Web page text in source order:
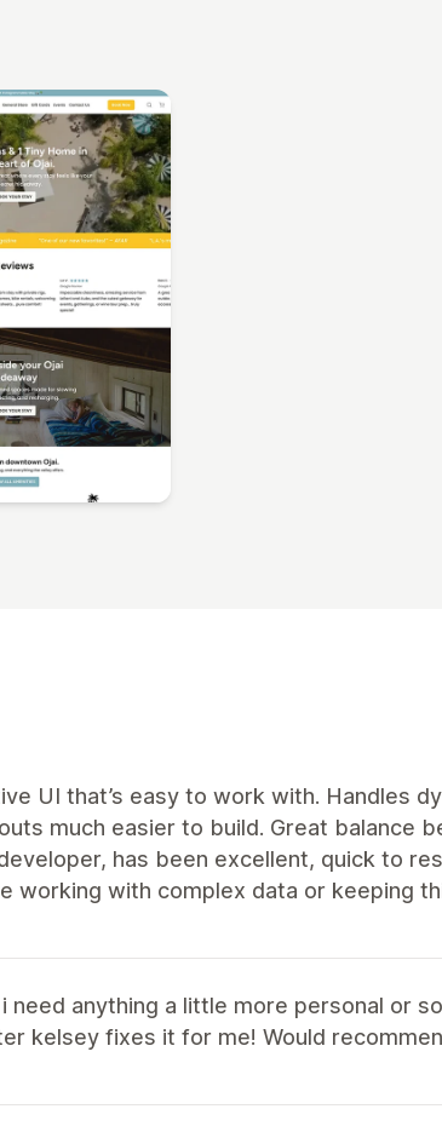
UI that’s easy to work with. Handles
much easier to build. Great balance
has been excellent, quick to
working with complex data or keeping
need anything a little more personal or
kelsey fixes it for me! Would